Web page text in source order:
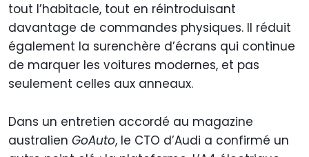
tout l’habitacle, tout en réintroduisant
davantage de commandes physiques. Il réduit
également la surenchère d’écrans qui continue
de marquer les voitures modernes, et pas
seulement celles aux anneaux.
Dans un entretien accordé au magazine
australien GoAuto, le CTO d’Audi a confirmé un